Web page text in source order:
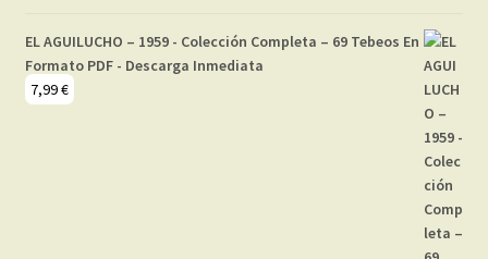
EL AGUILUCHO – 1959 - Colección Completa – 69 Tebeos En
Formato PDF - Descarga Inmediata
7,99€